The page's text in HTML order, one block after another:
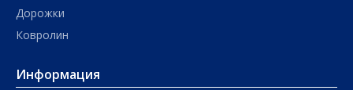
Дорожки
Ковролин
Информация